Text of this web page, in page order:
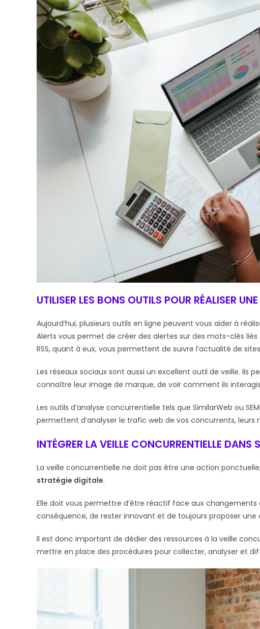
UTILISER LES BONS OUTILS POUR RÉALISER
Aujourd’hui, plusieurs outils en ligne peuvent vous aider à
Alerts vous permet de créer des alertes sur des mots-clés
RSS, quant à eux, vous permettent de suivre l’actualité de
Les réseaux sociaux sont aussi un excellent outil de veille. Ils
connaître leur image de marque, de voir comment ils
Les outils d’analyse concurrentielle tels que SimilarWeb ou
permettent d’analyser le trafic web de vos concurrents, leurs
INTÉGRER LA VEILLE CONCURRENTIELLE DANS
La veille concurrentielle ne doit pas être une action
stratégie digitale.
Elle doit vous permettre d’être réactif face aux
conséquence, de rester innovant et de toujours proposer
Il est donc important de dédier des ressources à la veille
mettre en place des procédures pour collecter, analyser et